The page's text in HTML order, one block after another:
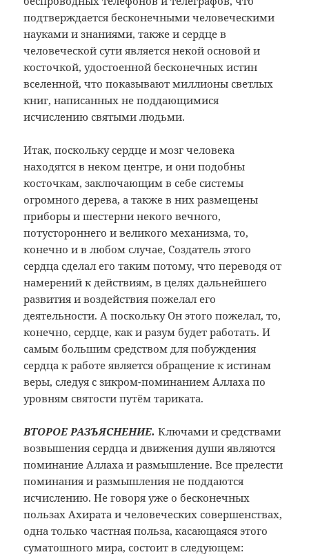
подтверждается бесконечными человеческими
науками и знаниями, также и сердце в
человеческой сути является некой основой и
косточкой, удостоенной бесконечных истин
вселенной, что показывают миллионы светлых
книг, написанных не поддающимися
исчислению святыми людьми.
Итак, поскольку сердце и мозг человека
находятся в неком центре, и они подобны
косточкам, заключающим в себе системы
огромного дерева, а также в них размещены
приборы и шестерни некого вечного,
потустороннего и великого механизма, то,
конечно и в любом случае, Создатель этого
сердца сделал его таким потому, что переводя от
намерений к действиям, в целях дальнейшего
развития и воздействия пожелал его
деятельности. А поскольку Он этого пожелал, то,
конечно, сердце, как и разум будет работать. И
самым большим средством для побуждения
сердца к работе является обращение к истинам
веры, следуя с зикром-поминанием Аллаха по
уровням святости путём тариката.
ВТОРОЕ РАЗЪЯСНЕНИЕ.Ключами и средствами
возвышения сердца и движения души являются
поминание Аллаха и размышление. Все прелести
поминания и размышления не поддаются
исчислению. Не говоря уже о бесконечных
пользах Ахирата и человеческих совершенствах,
одна только частная польза, касающаяся этого
суматошного мира, состоит в следующем: